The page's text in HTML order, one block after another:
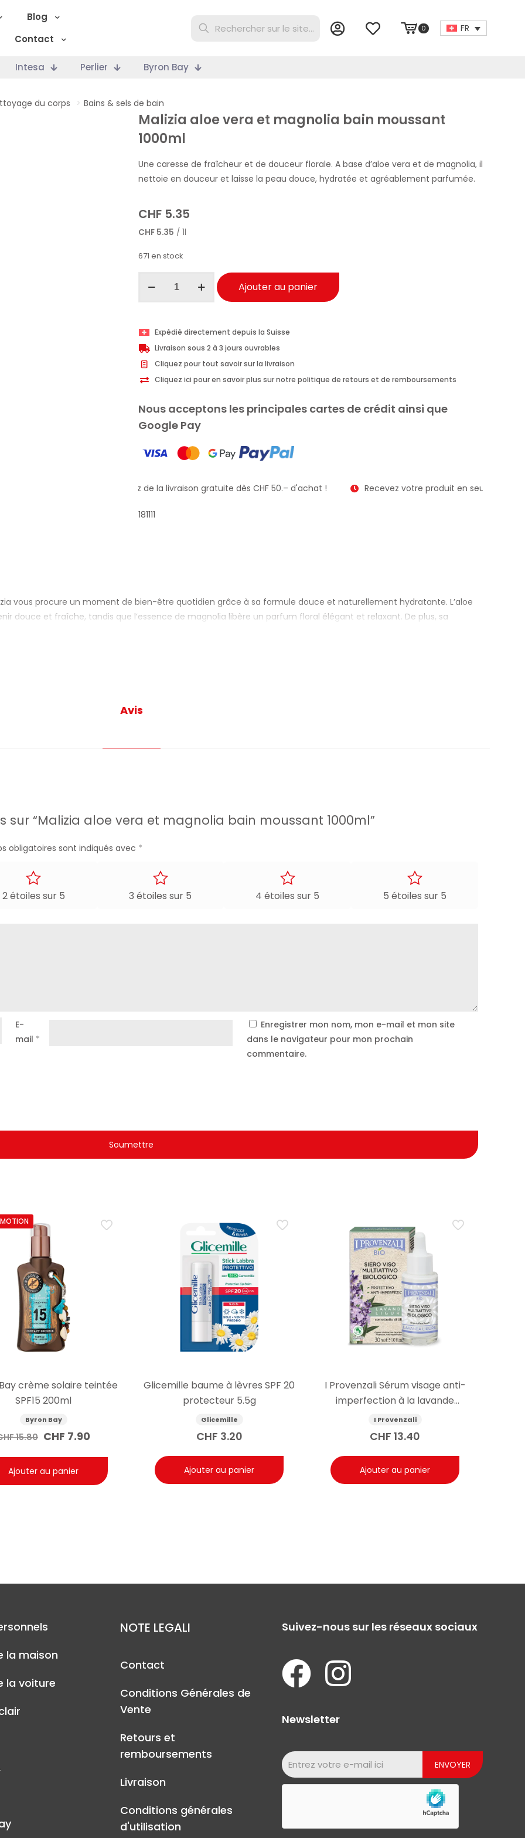
Blog
Contact
0 FR
Intesa Perlier Byron Bay
du corps > Bains & sels de bain
Malizia aloe vera et magnolia bain moussant
1000ml
Une caresse de fraîcheur et de douceur florale. A base d’aloe vera et de magnolia, il
nettoie en douceur et laisse la peau douce, hydratée et agréablement parfumée.
CHF 5.35
CHF 5.35 / 1l
671 en stock
vera
et
magnolia
bain
1000ml
Ajouter au panier
Expédié directement depuis la Suisse
Livraison sous 2 à 3 jours ouvrables
Cliquez pour tout savoir sur la livraison
Cliquez ici pour en savoir plus sur notre politique de retours et de remboursements
Nous acceptons les principales cartes de crédit ainsi que
Google Pay
Profitez de la livraison gratuite dès CHF 50.– d'achat ! Recevez votre produit en seulement 2
181111
vous procure un moment de bien-être quotidien grâce à sa formule douce et naturellement hydratante. L’aloe
douce et fraîche, tandis que l’essence de magnolia libère un parfum floral élégant et relaxant. De plus, sa
durable de propreté et de confort.
– PRINCIPAUX BÉNÉFICES
sensibles
la douche
Avis
sur “Malizia aloe vera et magnolia bain moussant 1000ml”
obligatoires sont indiqués avec *
2 étoiles sur 5 3 étoiles sur 5 4 étoiles sur 5 5 étoiles sur 5
E-
mail *
Enregistrer mon nom, mon e-mail et mon site
dans le navigateur pour mon prochain
commentaire.
crème solaire teintée
SPF15 200ml
Byron Bay
15.80 Le
initial
était :
CHF 7.90
est :
Ajouter au panier
Glicemille baume à lèvres SPF 20
protecteur 5.5g
Glicemille
CHF 3.20
Ajouter au panier
I Provenzali Sérum visage anti-
imperfection à la lavande
biologique 30ml
I Provenzali
CHF 13.40
Ajouter au panier
la maison
la voiture
NOTE LEGALI
Contact
Conditions Générales de
Vente
Retours et
remboursements
Livraison
Conditions générales
d'utilisation
Suivez-nous sur les réseaux sociaux
Newsletter